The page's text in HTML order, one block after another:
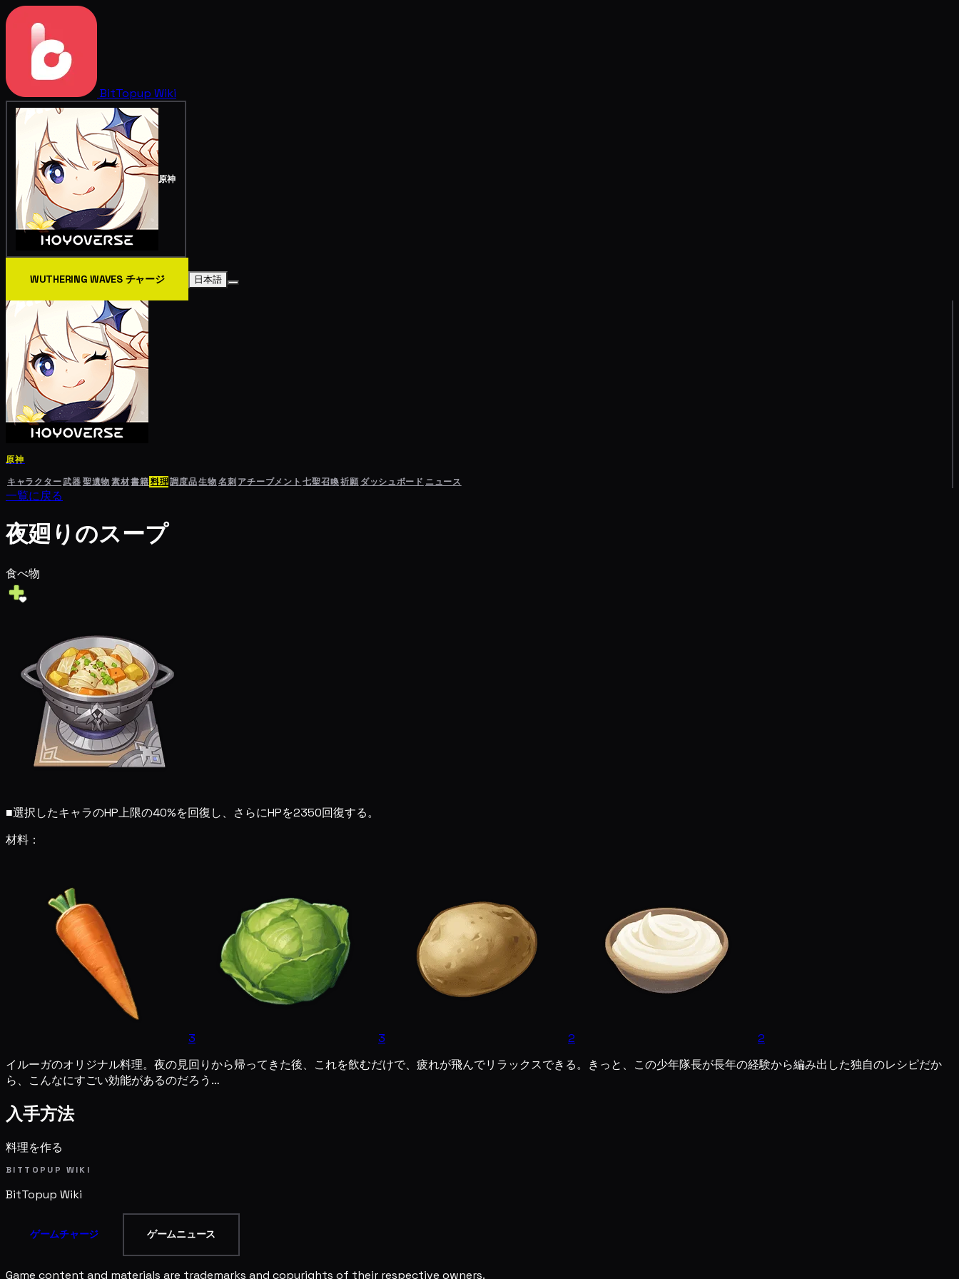
BitTopup Wiki
原神
WUTHERING WAVES チャージ 日本語
原神
キャラクター武器聖遺物素材書籍料理調度品生物名刺 アチーブメント 七聖召喚祈願 ダッシュボード ニュース
一覧に戻る
夜廻りのスープ
食べ物
■選択したキャラのHP上限の40%を回復し、さらにHPを2350回復する。
材料：
3 3 2
2
イルーガのオリジナル料理。夜の見回りから帰ってきた後、これを飲むだけで、疲れが飛んでリラックスできる。きっと、この少年隊長が長年の経験から編み出した独自のレシピだか
ら、こんなにすごい効能があるのだろう…
入手方法
料理を作る
BITTOPUP WIKI
BitTopup Wiki
ゲームチャージ ゲームニュース
Game content and materials are trademarks and copyrights of their respective owners.